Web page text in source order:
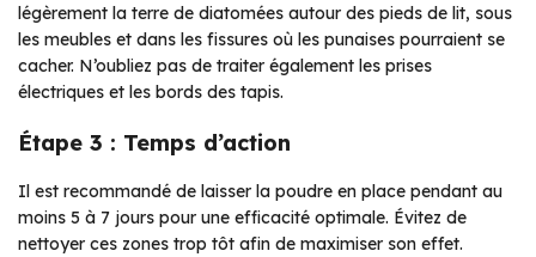
légèrement la terre de diatomées autour des pieds de lit, sous
les meubles et dans les fissures où les punaises pourraient se
cacher. N’oubliez pas de traiter également les prises
électriques et les bords des tapis.
Étape 3 : Temps d’action
Il est recommandé de laisser la poudre en place pendant au
moins 5 à 7 jours pour une efficacité optimale. Évitez de
nettoyer ces zones trop tôt afin de maximiser son effet.